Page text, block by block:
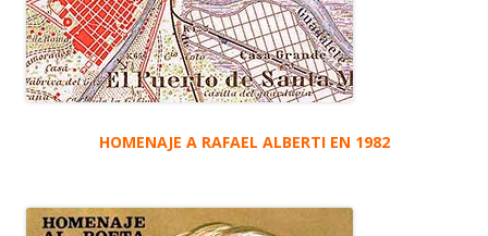
HOMENAJE A RAFAEL ALBERTI EN 1982